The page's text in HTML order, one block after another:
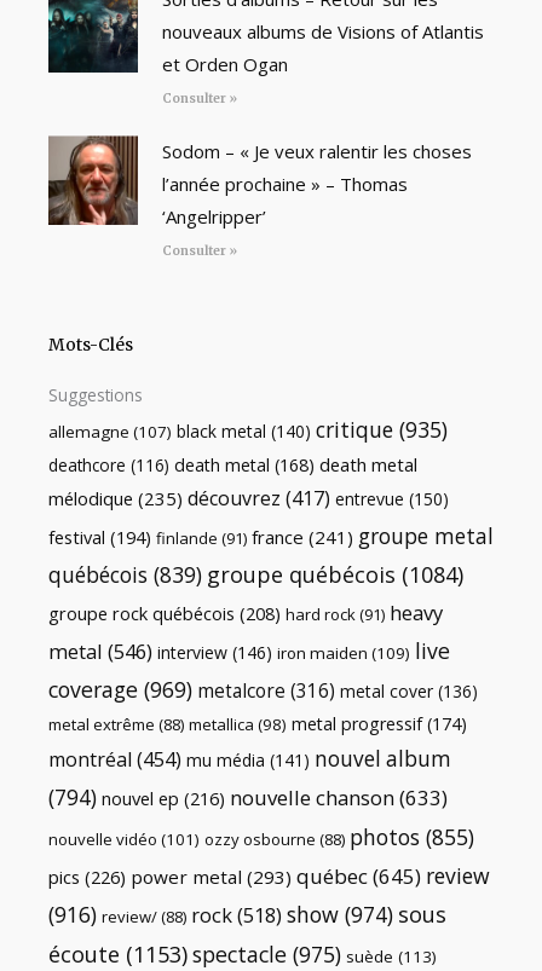
nouveaux albums de Visions of Atlantis
et Orden Ogan
Consulter »
Sodom – « Je veux ralentir les choses
l’année prochaine » – Thomas
‘Angelripper’
Consulter »
Mots-Clés
Suggestions
allemagne (107) black metal (140) critique (935)
deathcore (116) death metal (168) death metal
mélodique (235) découvrez (417) entrevue (150)
festival (194) finlande (91) france (241) groupe metal
québécois (839) groupe québécois (1084)
groupe rock québécois (208) hard rock(91) heavy
metal (546) interview (146) iron maiden (109) live
coverage (969) metalcore (316) metal cover (136)
metal extrême (88) metallica (98) metal progressif(174)
montréal (454) mu média (141) nouvel album
(794) nouvel ep (216) nouvelle chanson(633)
nouvelle vidéo (101) ozzy osbourne (88) photos (855)
pics (226) power metal (293) québec(645) review
(916) review/(88) rock(518) show (974) sous
écoute (1153)spectacle (975) suède (113)